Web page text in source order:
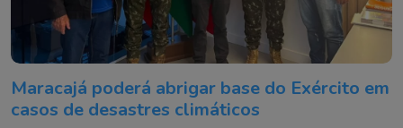
Maracajá poderá abrigar base do Exército em
casos de desastres climáticos